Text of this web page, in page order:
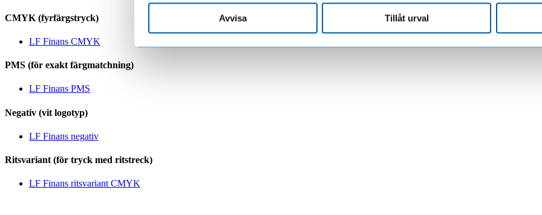
Avvisa Tillåt urval
CMYK (fyrfärgstryck)
LF Finans CMYK
PMS (för exakt färgmatchning)
LF Finans PMS
Negativ (vit logotyp)
LF Finans negativ
Ritsvariant (för tryck med ritstreck)
LF Finans ritsvariant CMYK